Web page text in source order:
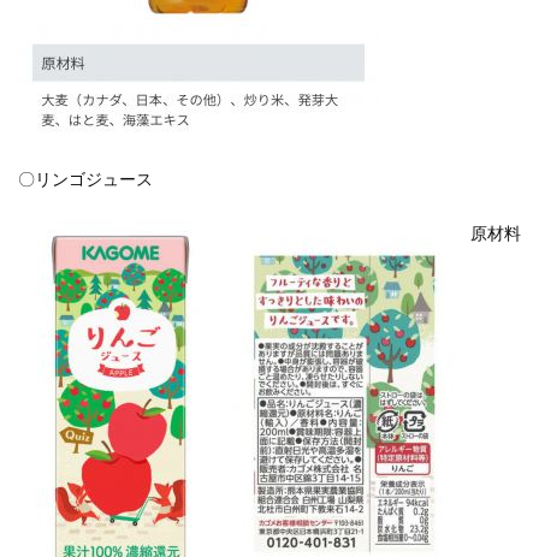
〇リンゴジュース
原材料